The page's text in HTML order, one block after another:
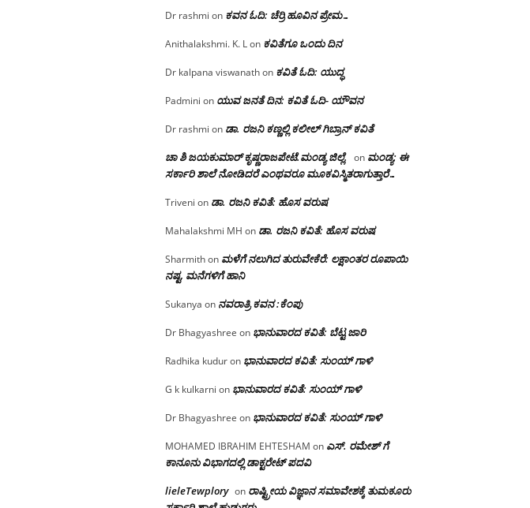
Dr rashmi on ಕವನ ಓದಿ: ಚೆರ್ರಿ ಹೂವಿನ ಪ್ರೇಮ…
Anithalakshmi. K. Lon ಕವಿತೆಗೂ ಒಂದು ದಿನ
Dr kalpana viswanathon ಕವಿತೆ ಓದಿ: ಯುದ್ಧ
Padmini on ಯುವ ಜನತೆ ದಿನ: ಕವಿತೆ ಓದಿ- ಯೌವನ
Dr rashmi on ಡಾ. ರಜನಿ‌ ಕಣ್ಣಲ್ಲಿ ಕಲೀಲ್ ಗಿಬ್ರಾನ್ ಕವಿತೆ
ಚಾ ಶಿ ಜಯಕುಮಾರ್ ಕೃಷ್ಣರಾಜಪೇಟೆ.ಮಂಡ್ಯ ಜಿಲ್ಲೆ. on ಮಂಡ್ಯ: ಈ
ಸರ್ಕಾರಿ ಶಾಲೆ ನೋಡಿದರೆ ಎಂಥವರೂ ಮೂಕವಿಸ್ಮಿತರಾಗುತ್ತಾರೆ…
Triveni on ಡಾ. ರಜನಿ ಕವಿತೆ: ಹೊಸ ವರುಷ
Mahalakshmi MH on ಡಾ. ರಜನಿ ಕವಿತೆ: ಹೊಸ ವರುಷ
Sharmithon ಮಳೆಗೆ ನಲುಗಿದ ತುರುವೇಕೆರೆ: ಲಕ್ಷಾಂತರ ರೂಪಾಯಿ
ನಷ್ಟ, ಮನೆಗಳಿಗೆ ಹಾನಿ
Sukanya on ನವರಾತ್ರಿ ಕವನ :ಕೆಂಪು
Dr Bhagyashree on ಭಾನುವಾರದ ಕವಿತೆ: ಬೆಟ್ಟ ಜಾರಿ
Radhika kuduron ಭಾನುವಾರದ ಕವಿತೆ: ಸುಂಯ್ ಗಾಳಿ
G k kulkarni on ಭಾನುವಾರದ ಕವಿತೆ: ಸುಂಯ್ ಗಾಳಿ
Dr Bhagyashree on ಭಾನುವಾರದ ಕವಿತೆ: ಸುಂಯ್ ಗಾಳಿ
MOHAMED IBRAHIM EHTESHAM on ಎಸ್. ರಮೇಶ್ ಗೆ
ಕಾನೂನು ವಿಭಾಗದಲ್ಲಿ ಡಾಕ್ಟರೇಟ್ ಪದವಿ
lieleTewplory on ರಾಷ್ಟ್ರೀಯ ವಿಜ್ಞಾನ ಸಮಾವೇಶಕ್ಕೆ‌ ತುಮಕೂರು